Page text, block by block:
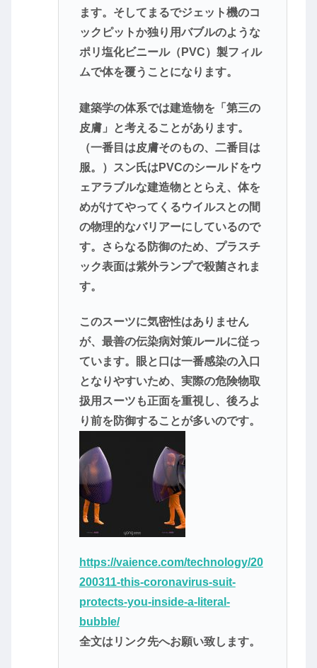
ます。そしてまるでジェット機のコ
ックピットか独り用バブルのような
ポリ塩化ビニール（PVC）製フィル
ムで体を覆うことになります。
建築学の体系では建造物を「第三の
皮膚」と考えることがあります。
（一番目は皮膚そのもの、二番目は
服。）スン氏はPVCのシールドをウ
ェアラブルな建造物ととらえ、体を
めがけてやってくるウイルスとの間
の物理的なバリアーにしているので
す。さらなる防御のため、プラスチ
ック表面は紫外ランプで殺菌されま
す。
このスーツに気密性はありません
が、最善の伝染病対策ルールに従っ
ています。眼と口は一番感染の入口
となりやすいため、実際の危険物取
扱用スーツも正面を重視し、後ろよ
り前を防御することが多いのです。
https://vaience.com/technology/20
200311-this-coronavirus-suit-
protects-you-inside-a-literal-
bubble/
全文はリンク先へお願い致します。